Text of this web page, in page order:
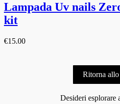
Lampada Uv nails
kit
€15.00
Ritorna
Desideri esplorare